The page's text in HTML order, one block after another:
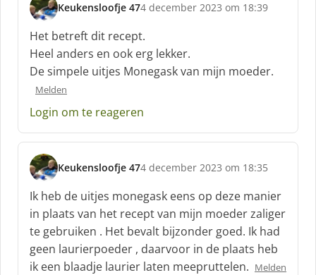
Keukensloofje 47
s
c
h
r
e
:
4 december 2023 om 18:39
Het betreft dit recept.
Heel anders en ook erg lekker.
De simpele uitjes Monegask van mijn moeder.
Melden
Login om te reageren
Keukensloofje 47
s
c
h
r
e
e
f
4 december 2023 om 18:35
Ik heb de uitjes monegask eens op deze manier
in plaats van het recept van mijn moeder zaliger
te gebruiken . Het bevalt bijzonder goed. Ik had
geen laurierpoeder , daarvoor in de plaats heb
ik een blaadje laurier laten meepruttelen. Melden